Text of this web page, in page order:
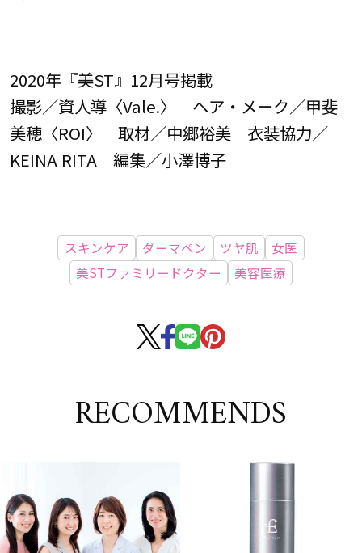
2020年『美ST』12月号掲載
撮影／資人導〈Vale.〉 ヘア・メーク／甲斐
美穂〈ROI〉 取材／中郷裕美 衣装協力／
KEINA RITA 編集／小澤博子
スキンケア ダーマペン ツヤ肌
女医
美STファミリードクター
美容医療
RECOMMENDS